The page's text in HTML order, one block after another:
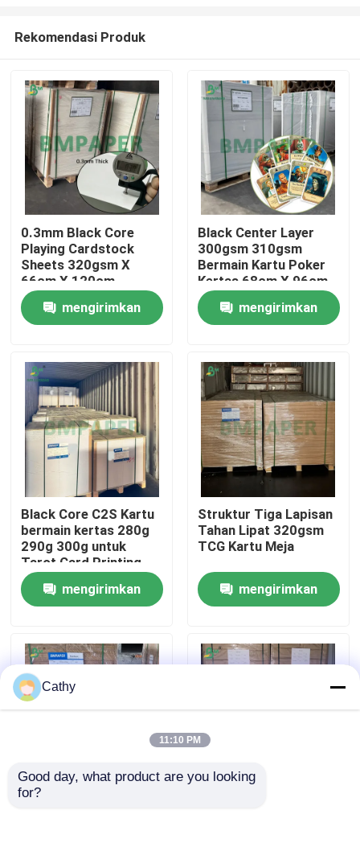
Rumah
Produk
Tentang kita
Wisata pabrik
Kontrol kualitas
Berita
Kertas Plotter CAD
Rekomendasi Produk
0.3mm Black Core
Playing Cardstock
Sheets 320gsm X
66cm X 120cm
Premium Printing
mengirimkan
Black Center Layer
300gsm 310gsm
Bermain Kartu Poker
Kertas 68cm X 96cm
mengirimkan
Black Core C2S Kartu
bermain kertas 280g
290g 300g untuk
Tarot Card Printing
mengirimkan
Struktur Tiga Lapisan
Tahan Lipat 320gsm
TCG Kartu Meja
mengirimkan
280g 290g 300g tahan
Cathy
11:10 PM
Good day, what product are you looking
for?